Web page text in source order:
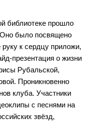
№16
№5
№29
№6
№7
библиотеке прошло
Оно было посвящено
к сердцу приложи,
презентация о жизни
Рубальской,
Проникновенно
клуба. Участники
с песнями на
звёзд,